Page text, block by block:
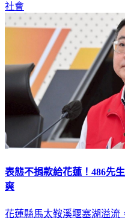
社會
表態不捐款給花蓮！486先
爽
花蓮縣馬太鞍溪堰塞湖溢流